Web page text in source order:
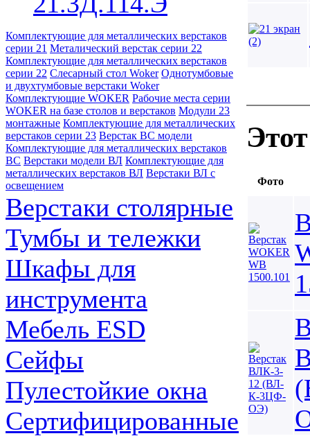
Комплектующие для металлических верстаков
серии 21 Металический верстак серии 22
Комплектующие для металлических верстаков
серии 22 Слесарный стол Woker Однотумбовые
и двухтумбовые верстаки Woker
Комплектующие WOKER Рабочие места серии
WOKER на базе столов и верстаков Модули 23
монтажные Комплектующие для металлических
верстаков серии 23 Верстак ВС модели
Комплектующие для металлических верстаков
ВС Верстаки модели ВЛ Комплектующие для
металлических верстаков ВЛ Верстаки ВЛ с
освещением
Верстаки столярные
Тумбы и тележки
Шкафы для
инструмента
Мебель ESD
Сейфы
Пулестойкие окна
Сертифицированные
Фото